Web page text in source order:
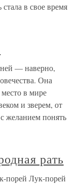
в свое время
— наверно,
Она
место в мире
и зверем, от
с желанием понять
рать
порей Лук-порей